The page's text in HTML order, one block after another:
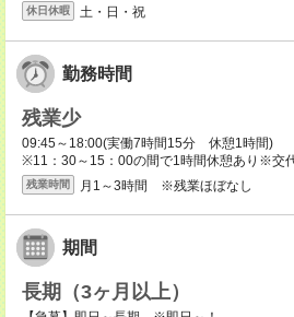
休日休暇 土・日・祝
勤務時間
残業少
09:45～18:00(実働7時間15分 休憩1時間)
※11：30～15：00の間で1時間休憩あり※交
残業時間 月1～3時間 ※残業ほぼなし
期間
長期（3ヶ月以上）